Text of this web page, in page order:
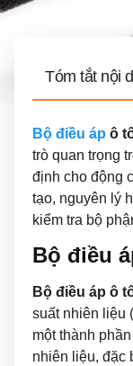
Tóm tắt nội
Bộ điều áp ô
trò quan trọng
định cho động
tạo, nguyên lý
kiểm tra bộ
Bộ điều
Bộ điều áp ô
suất nhiên liệu
một thành
nhiên liệu, đặc